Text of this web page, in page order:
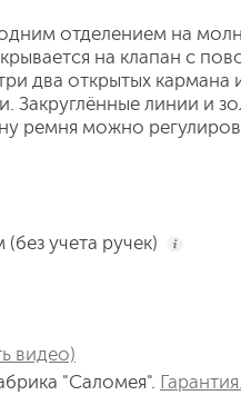
отделением на
на клапан с
два открытых
Закруглённые линии и
ремня можно
(без учета ручек) i
видео)
"Саломея". Гарантия.